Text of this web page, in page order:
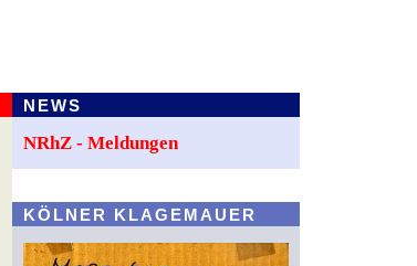
NEWS
NRhZ - Meldungen
KÖLNER KLAGEMAUER